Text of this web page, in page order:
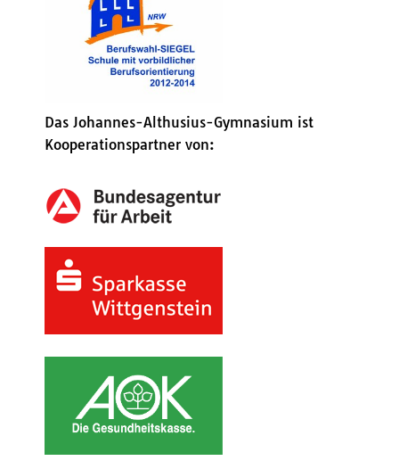
Das Johannes-Althusius-Gymnasium ist
Kooperationspartner von: